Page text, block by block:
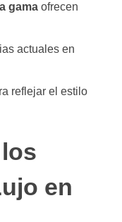
gamaofrecen
actuales en
reflejar el estilo
en